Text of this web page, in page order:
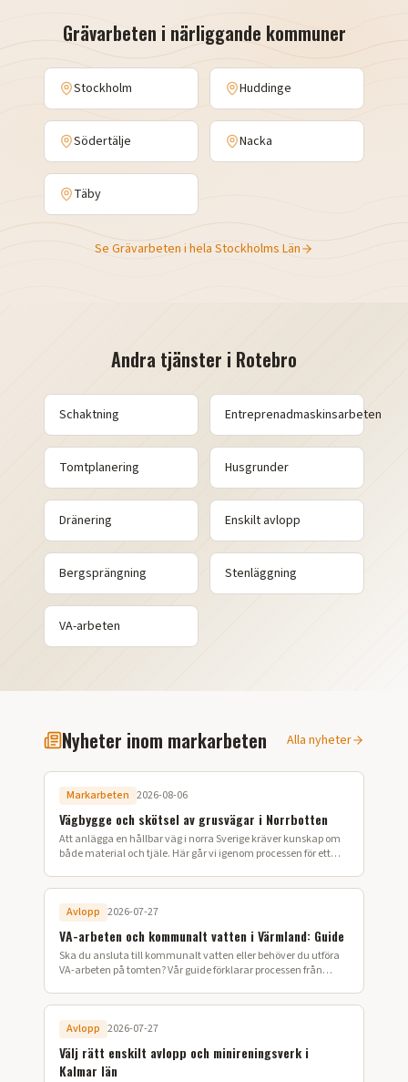
Grävarbeten i närliggande kommuner
Stockholm Huddinge
Södertälje Nacka
Täby
Se Grävarbeten i hela Stockholms Län
Andra tjänster i Rotebro
Schaktning Entreprenadmaskinsarbeten
Tomtplanering Husgrunder
Dränering Enskilt avlopp
Bergsprängning Stenläggning
VA-arbeten
Nyheter inom markarbeten Alla nyheter
Markarbeten 2026-08-06
Vägbygge och skötsel av grusvägar i Norrbotten
Att anlägga en hållbar väg i norra Sverige kräver kunskap om
både material och tjäle. Här går vi igenom processen för ett
Avlopp 2026-07-27
VA-arbeten och kommunalt vatten i Värmland: Guide
Ska du ansluta till kommunalt vatten eller behöver du utföra
VA-arbeten på tomten? Vår guide förklarar processen från
Avlopp 2026-07-27
Välj rätt enskilt avlopp och minireningsverk i
Kalmar län